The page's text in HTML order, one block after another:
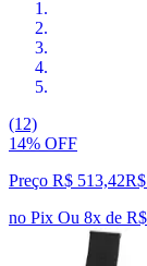
(12)
14% OFF
Preço R$ 513,42R$
no Pix Ou 8x de